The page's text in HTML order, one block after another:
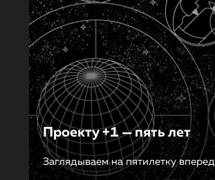
Проекту +1 — пять лет
Заглядываем на пятилетку вперед